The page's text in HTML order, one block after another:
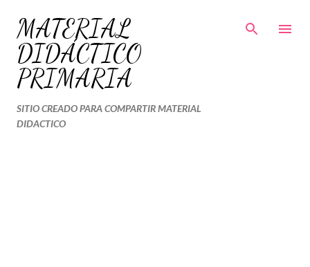
Ir al contenido principal
MATERIAL
DIDÁCTICO
PRIMARIA
SITIO CREADO PARA COMPARTIR MATERIAL
DIDACTICO